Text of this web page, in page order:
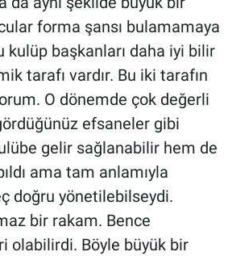
forma şansı bulamamaya
kulüp başkanları daha iyi bilir
tarafı vardır. Bu iki tarafın
O dönemde çok değerli
efsaneler gibi
gelir sağlanabilir hem de
ama tam anlamıyla
doğru yönetilebilseydi.
bir rakam. Bence
olabilirdi. Böyle büyük bir